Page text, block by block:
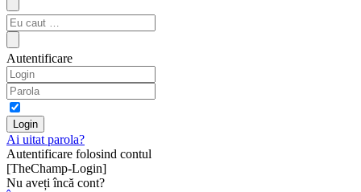
Autentificare
Ai uitat parola?
Autentificare folosind contul
[TheChamp-Login]
Nu aveți încă cont?